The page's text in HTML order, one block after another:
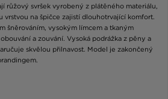
růžový svršek vyrobený z plátěného materiálu,
vrstvou na špičce zajistí dlouhotrvající komfort.
šněrováním, vysokým límcem a tkaným
a zouvání. Vysoká podrážka z pěny a
skvělou přilnavost. Model je zakončený